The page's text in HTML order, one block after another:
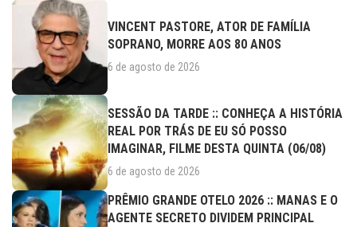
VINCENT PASTORE, ATOR DE FAMÍLIA
SOPRANO, MORRE AOS 80 ANOS
6 de agosto de 2026
SESSÃO DA TARDE :: CONHEÇA A HISTÓRIA
REAL POR TRÁS DE EU SÓ POSSO
IMAGINAR, FILME DESTA QUINTA (06/08)
6 de agosto de 2026
PRÊMIO GRANDE OTELO 2026 :: MANAS E O
AGENTE SECRETO DIVIDEM PRINCIPAL